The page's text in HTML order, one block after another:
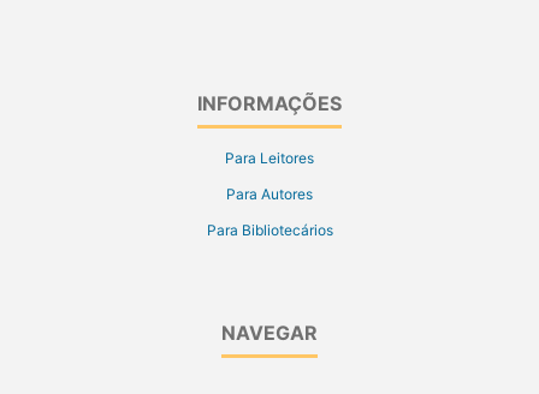
INFORMAÇÕES
Para Leitores
Para Autores
Para Bibliotecários
NAVEGAR